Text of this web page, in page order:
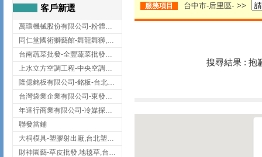
客戶新選
萬環機械股份有限公司-粉體塗裝設備,輸送機,輸送機設備,台南輸送機
同仁堂國術獅藝館-舞龍舞獅,台中舞龍舞獅
台南蔬菜批發-全豐蔬菜批發專送/台南蔬菜箱宅配到府
上水立方空調工程-中央空調規劃,台北中央空調規劃
隆億銘板有限公司-銘板-台北銘板-板橋銘板
台灣袋業企業有限公司-東發企業社/台中太空袋/太空包
年達行商業有限公司-冷媒探漏儀,壓力錶組,真空泵浦,台北冷凍空調材料
聯發當鋪
大桐模具-塑膠射出廠,台北塑膠射出廠
財神園藝-草皮批發,地毯草,台北草,彰化地毯草,彰化台北草
服務項目 台中市-后里區- >>
搜尋結果 : 抱